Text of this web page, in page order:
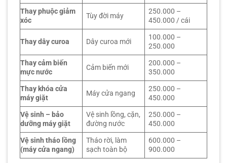
Thay phuộc giảm
xóc
Tùy đời máy
250.000 –
450.000 / cái
Thay dây curoa Dây curoa mới
100.000 –
250.000
Thay cảm biến
mực nước
Cảm biến mới
200.000 –
350.000
Thay khóa cửa
máy giặt
Máy cửa ngang
250.000 –
450.000
Vệ sinh – bảo
dưỡng máy giặt
Vệ sinh lồng, cặn,
đường nước
250.000 –
450.000
Vệ sinh tháo lồng
(máy cửa ngang)
Tháo rời, làm
sạch toàn bộ
600.000 –
900.000